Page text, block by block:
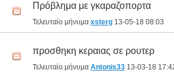
Πρόβλημα με γκαραζοπορτα
Τελευταίο μήνυμα xsterg 13-05-18 08:03
προσθηκη κεραιας σε ρουτερ
Τελευταίο μήνυμα Antonis33 13-03-18